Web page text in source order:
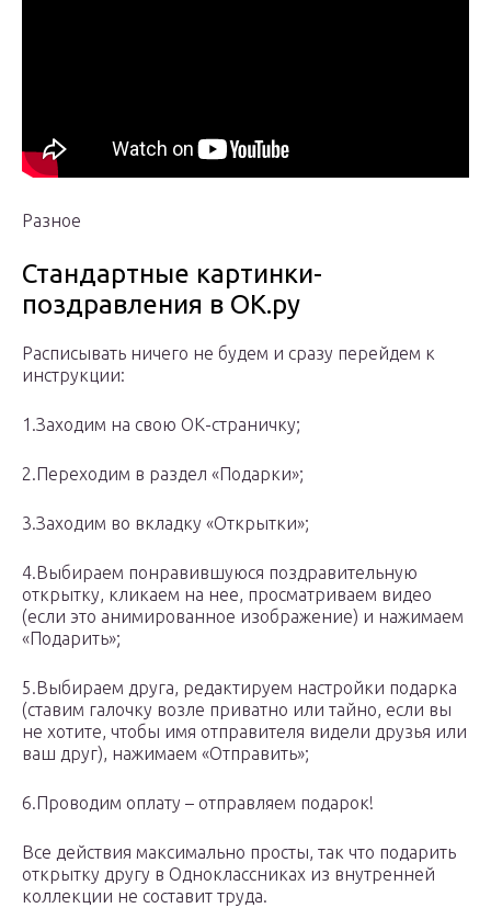
Разное
Стандартные картинки-
поздравления в ОК.ру
Расписывать ничего не будем и сразу перейдем к
инструкции:
1.Заходим на свою ОК-страничку;
2.Переходим в раздел «Подарки»;
3.Заходим во вкладку «Открытки»;
4.Выбираем понравившуюся поздравительную
открытку, кликаем на нее, просматриваем видео
(если это анимированное изображение) и нажимаем
«Подарить»;
5.Выбираем друга, редактируем настройки подарка
(ставим галочку возле приватно или тайно, если вы
не хотите, чтобы имя отправителя видели друзья или
ваш друг), нажимаем «Отправить»;
6.Проводим оплату – отправляем подарок!
Все действия максимально просты, так что подарить
открытку другу в Одноклассниках из внутренней
коллекции не составит труда.